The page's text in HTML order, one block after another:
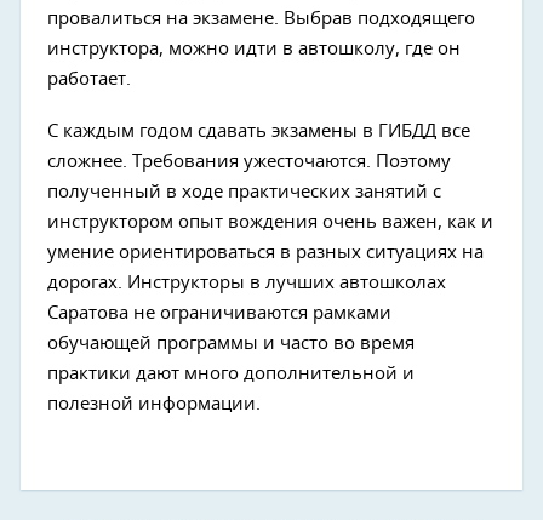
провалиться на экзамене. Выбрав подходящего
инструктора, можно идти в автошколу, где он
работает.
С каждым годом сдавать экзамены в ГИБДД все
сложнее. Требования ужесточаются. Поэтому
полученный в ходе практических занятий с
инструктором опыт вождения очень важен, как и
умение ориентироваться в разных ситуациях на
дорогах. Инструкторы в лучших автошколах
Саратова не ограничиваются рамками
обучающей программы и часто во время
практики дают много дополнительной и
полезной информации.